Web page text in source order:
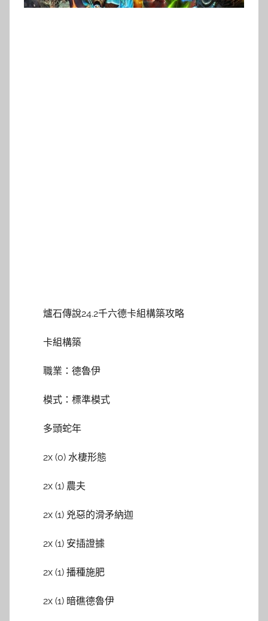
爐石傳說24.2千六德卡組構築攻略
卡組構築
職業：德魯伊
模式：標準模式
多頭蛇年
2x (0) 水棲形態
2x (1) 農夫
2x (1) 兇惡的滑矛納迦
2x (1) 安插證據
2x (1) 播種施肥
2x (1) 暗礁德魯伊